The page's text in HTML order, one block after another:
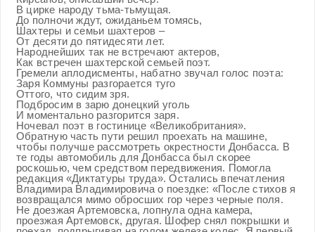
В цирке народу тьма-тьмущая.
До полночи ждут, ожиданьем томясь,
Шахтеры и семьи шахтеров –
От десяти до пятидесяти лет.
Народнейших так не встречают актеров,
Как встречен шахтерской семьей поэт.
Гремели аплодисменты, набатно звучал голос поэта:
Заря Коммуны разгорается туго
Оттого, что сидим зря.
Подбросим в зарю донецкий уголь
И моментально разгорится заря.
Ночевал поэт в гостинице «Великобритания».
Обратную часть пути решил проехать на машине,
чтобы получше рассмотреть окрестности Донбасса. В
те годы автомобиль для Донбасса был скорее
роскошью, чем средством передвижения. Помогла
редакция «Диктатуры труда». Остались впечатления
Владимира Владимировича о поездке: «После стихов я
возвращался мимо обросших гор через черные поля.
Не доезжая Артемовска, лопнула одна камера,
проезжая Артемовск, другая. Шофер снял покрышки и